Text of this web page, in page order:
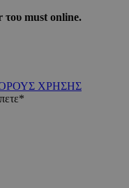
του must online.
ΧΡΗΣΗΣ
sphere.eu